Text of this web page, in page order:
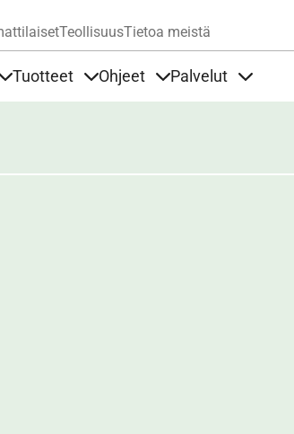
TeollisuusTietoa meistä
Tuotteet Ohjeet Palvelut